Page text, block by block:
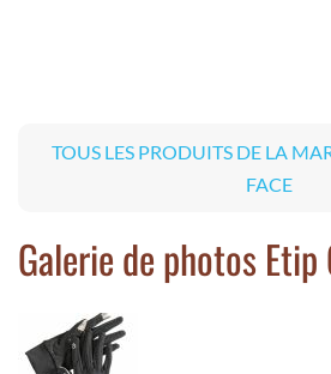
TOUS LES PRODUITS DE LA
FACE
Galerie de photos Etip